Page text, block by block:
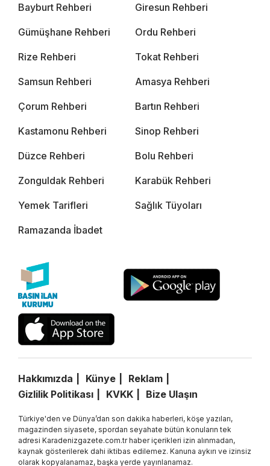
Bayburt Rehberi Giresun Rehberi
Gümüşhane Rehberi Ordu Rehberi
Rize Rehberi Tokat Rehberi
Samsun Rehberi Amasya Rehberi
Çorum Rehberi Bartın Rehberi
Kastamonu Rehberi Sinop Rehberi
Düzce Rehberi Bolu Rehberi
Zonguldak Rehberi Karabük Rehberi
Yemek Tarifleri Sağlık Tüyoları
Ramazanda İbadet
Hakkımızda Künye
Reklam
Gizlilik Politikası
KVKK Bize Ulaşın
Türkiye'den ve Dünya’dan son dakika haberleri, köşe yazıları,
magazinden siyasete, spordan seyahate bütün konuların tek
adresi Karadenizgazete.com.tr haber içerikleri izin alınmadan,
kaynak gösterilerek dahi iktibas edilemez. Kanuna aykırı ve izinsiz
olarak kopyalanamaz, başka yerde yayınlanamaz.